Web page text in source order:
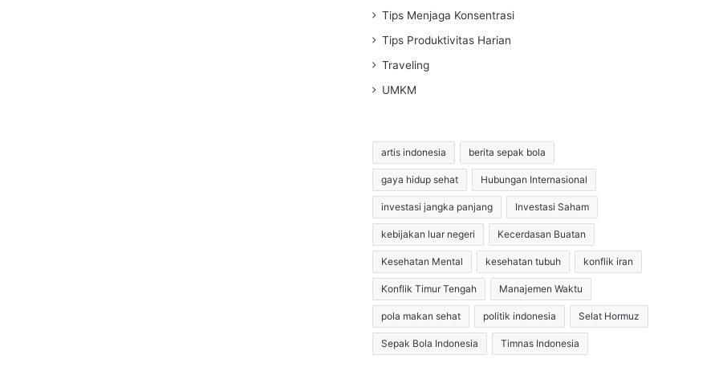
Tips Menjaga Konsentrasi
Tips Produktivitas Harian
Traveling
UMKM
artis indonesia berita sepak bola
gaya hidup sehat Hubungan Internasional
investasi jangka panjang Investasi Saham
kebijakan luar negeri Kecerdasan Buatan
Kesehatan Mental kesehatan tubuh konflik iran
Konflik Timur Tengah Manajemen Waktu
pola makan sehat politik indonesia Selat Hormuz
Sepak Bola Indonesia Timnas Indonesia